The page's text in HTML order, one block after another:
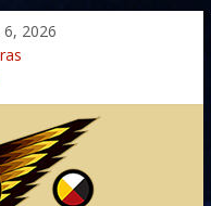
2026
do Espírito Ancestral
– Crescimento